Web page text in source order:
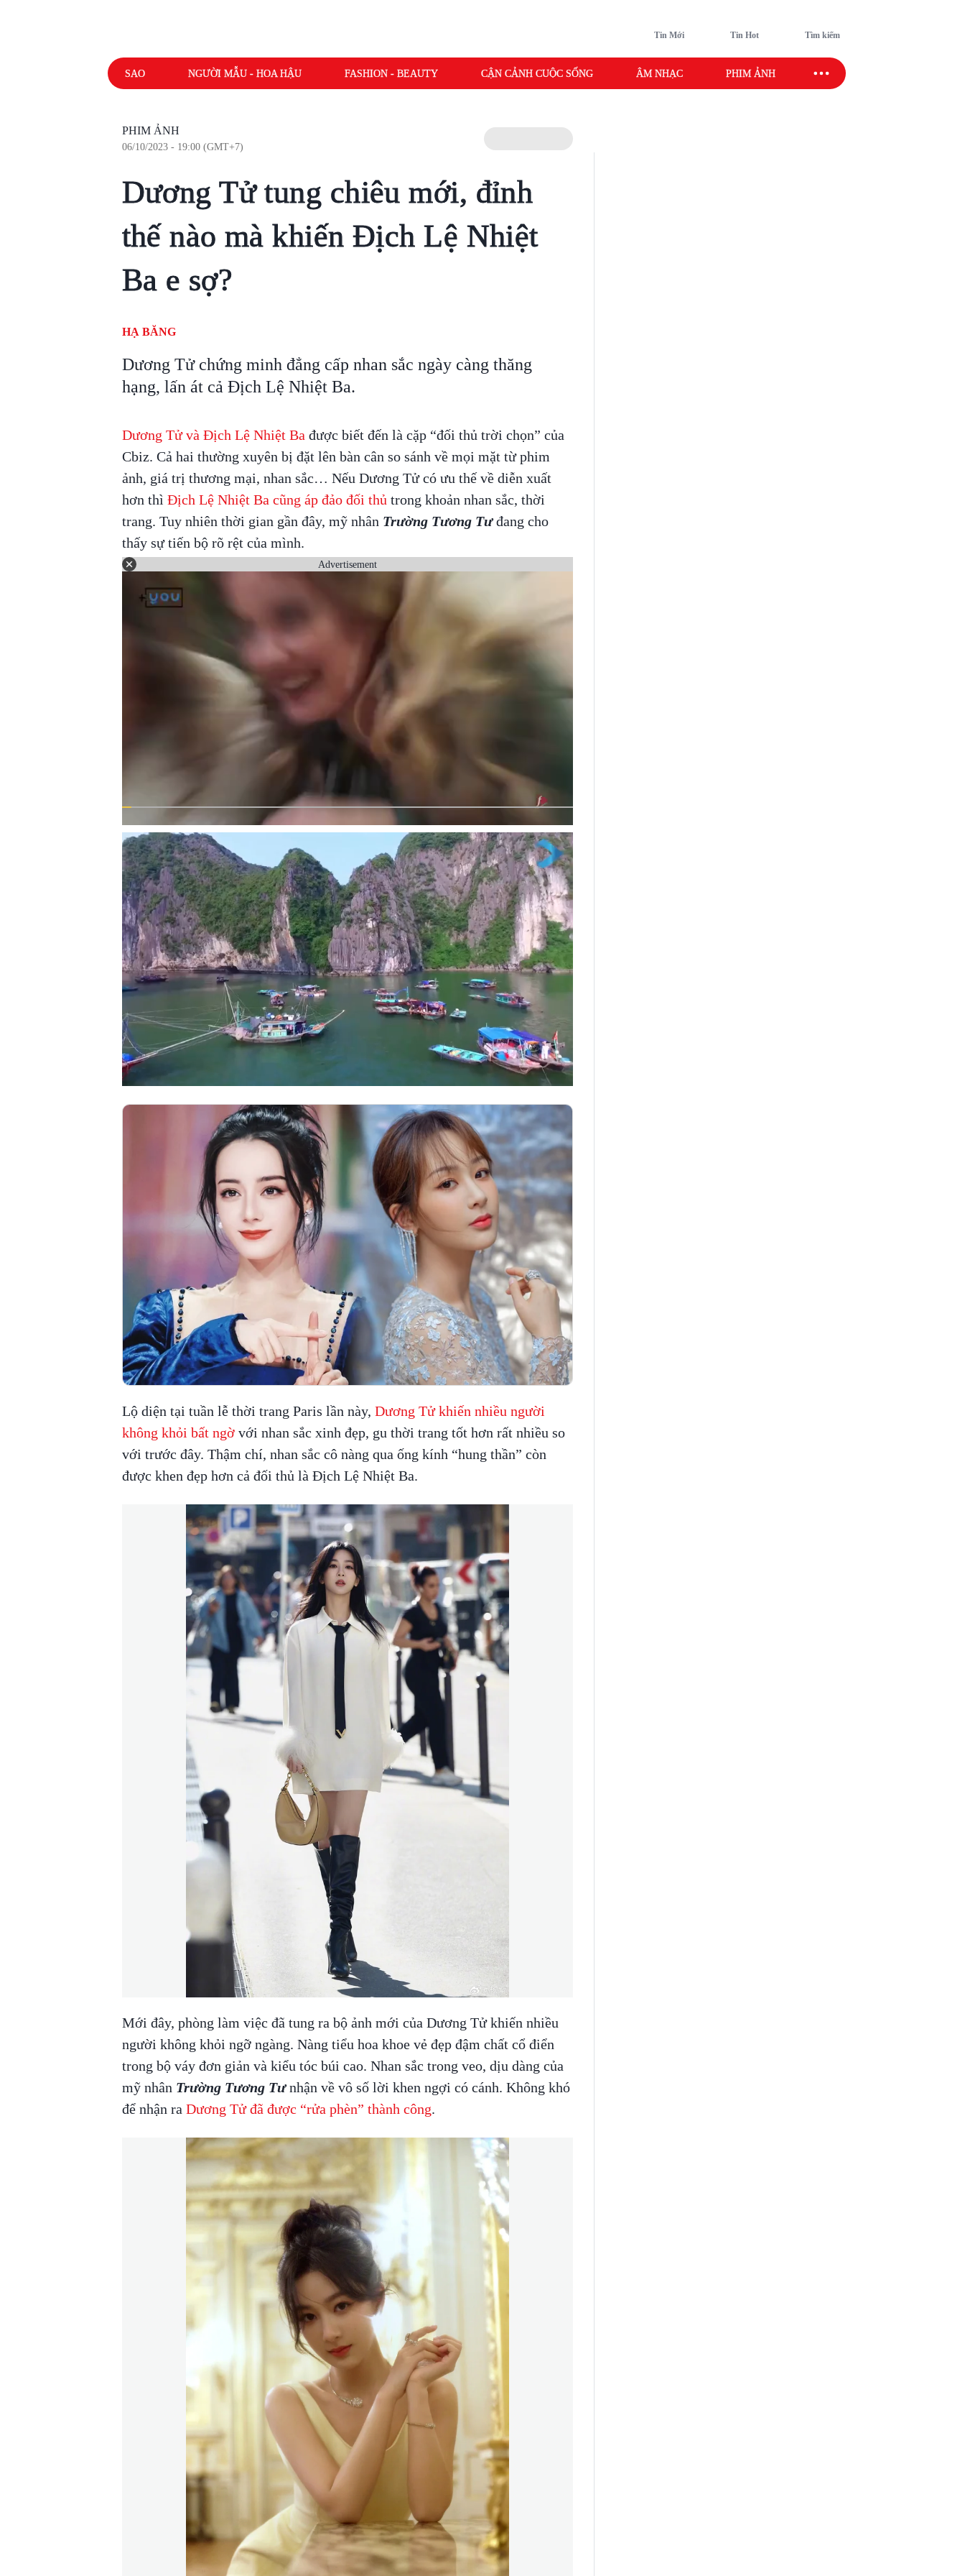
Tin Mới Tin Hot Tìm kiếm
SAO NGƯỜI MẪU - HOA HẬU FASHION - BEAUTY CẬN CẢNH CUỘC SỐNG ÂM NHẠC PHIM ẢNH SAO SPORT
PHIM ẢNH
06/10/2023 - 19:00 (GMT+7)
Dương Tử tung chiêu mới, đỉnh
thế nào mà khiến Địch Lệ Nhiệt
Ba e sợ?
HẠ BĂNG
Dương Tử chứng minh đẳng cấp nhan sắc ngày càng thăng
hạng, lấn át cả Địch Lệ Nhiệt Ba.
Dương Tử và Địch Lệ Nhiệt Ba được biết đến là cặp “đối thủ trời chọn” của
Cbiz. Cả hai thường xuyên bị đặt lên bàn cân so sánh về mọi mặt từ phim
ảnh, giá trị thương mại, nhan sắc… Nếu Dương Tử có ưu thế về diễn xuất
hơn thì Địch Lệ Nhiệt Ba cũng áp đảo đối thủ trong khoản nhan sắc, thời
trang. Tuy nhiên thời gian gần đây, mỹ nhân Trường Tương Tưđang cho
thấy sự tiến bộ rõ rệt của mình.
Advertisement
Next video in 2
Cancel
Lộ diện tại tuần lễ thời trang Paris lần này, Dương Tử khiến nhiều người
không khỏi bất ngờvới nhan sắc xinh đẹp, gu thời trang tốt hơn rất nhiều so
với trước đây. Thậm chí, nhan sắc cô nàng qua ống kính “hung thần” còn
được khen đẹp hơn cả đối thủ là Địch Lệ Nhiệt Ba.
Mới đây, phòng làm việc đã tung ra bộ ảnh mới của Dương Tử khiến nhiều
người không khỏi ngỡ ngàng. Nàng tiểu hoa khoe vẻ đẹp đậm chất cổ điển
trong bộ váy đơn giản và kiểu tóc búi cao. Nhan sắc trong veo, dịu dàng của
mỹ nhân Trường Tương Tưnhận về vô số lời khen ngợi có cánh. Không khó
để nhận ra Dương Tử đã được “rửa phèn” thành công.